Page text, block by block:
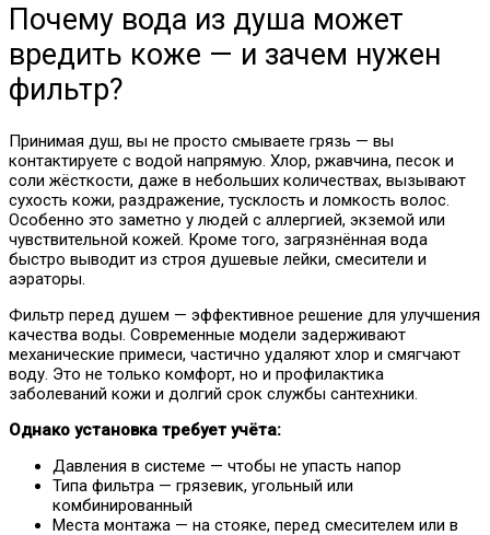
Почему вода из душа может
вредить коже — и зачем нужен
фильтр?
Принимая душ, вы не просто смываете грязь — вы
контактируете с водой напрямую. Хлор, ржавчина, песок и
соли жёсткости, даже в небольших количествах, вызывают
сухость кожи, раздражение, тусклость и ломкость волос.
Особенно это заметно у людей с аллергией, экземой или
чувствительной кожей. Кроме того, загрязнённая вода
быстро выводит из строя душевые лейки, смесители и
аэраторы.
Фильтр перед душем — эффективное решение для улучшения
качества воды. Современные модели задерживают
механические примеси, частично удаляют хлор и смягчают
воду. Это не только комфорт, но и профилактика
заболеваний кожи и долгий срок службы сантехники.
Однако установка требует учёта:
Давления в системе — чтобы не упасть напор
Типа фильтра — грязевик, угольный или
комбинированный
Места монтажа — на стояке, перед смесителем или в